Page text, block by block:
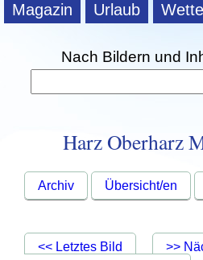
Magazin Urlaub
Nach Bildern und
Harz Oberharz
Archiv Übersicht/en
<< Letztes Bild >>